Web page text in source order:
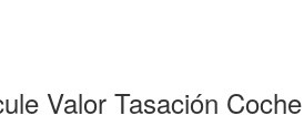
Valor Tasación